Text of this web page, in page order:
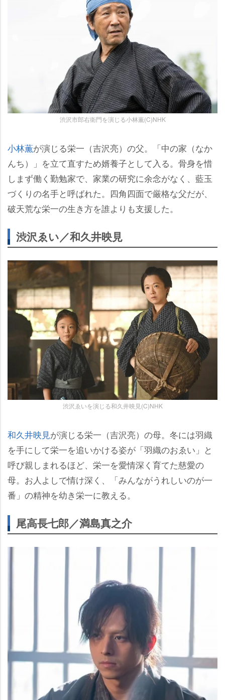
渋沢市郎右衛門を演じる小林薫(C)NHK
小林薫が演じる栄一（吉沢亮）の父。「中の家（なか
んち）」を立て直すため婿養子として入る。骨身を惜
しまず働く勤勉家で、家業の研究に余念がなく、藍玉
づくりの名手と呼ばれた。四角四面で厳格な父だが、
破天荒な栄一の生き方を誰よりも支援した。
渋沢ゑい／和久井映見
渋沢ゑいを演じる和久井映見(C)NHK
和久井映見が演じる栄一（吉沢亮）の母。冬には羽織
を手にして栄一を追いかける姿が「羽織のおゑい」と
呼び親しまれるほど、栄一を愛情深く育てた慈愛の
母。お人よしで情け深く、「みんながうれしいのが一
番」の精神を幼き栄一に教える。
尾高長七郎／満島真之介